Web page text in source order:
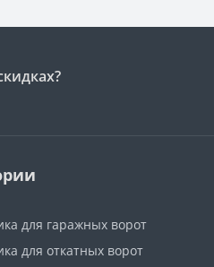
для гаражных ворот
для откатных ворот